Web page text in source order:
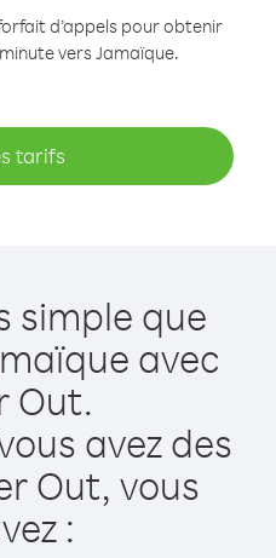
d’appels pour obtenir
vers Jamaïque.
tarifs
simple que
avec
Out.
avez des
Out, vous
: